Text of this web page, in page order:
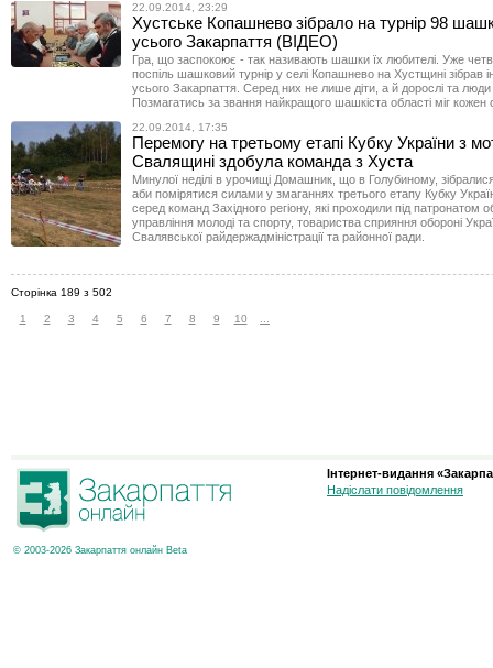
22.09.2014, 23:29
Хустське Копашнево зібрало на турнір 98
усього Закарпаття (ВІДЕО)
Гра, що заспокоює - так називають шашки їх любителі. Уже
поспіль шашковий турнір у селі Копашнево на Хустщині зібрав
усього Закарпаття. Серед них не лише діти, а й дорослі та люди
Позмагатись за звання найкращого шашкіста області міг кожен
22.09.2014, 17:35
Перемогу на третьому етапі Кубку України з
Свалящині здобула команда з Хуста
Минулої неділі в урочищі Домашник, що в Голубиному,
аби помірятися силами у змаганнях третього етапу Кубку
серед команд Західного регіону, які проходили під патронатом
управління молоді та спорту, товариства сприяння обороні
Свалявської райдержадміністрації та районної ради.
Сторінка 189 з 502
1 2 3 4 5 6 7 8 9 10
© 2003-2026 Закарпаття онлайн Beta
Інтернет-видання
Надіслати повідомлення